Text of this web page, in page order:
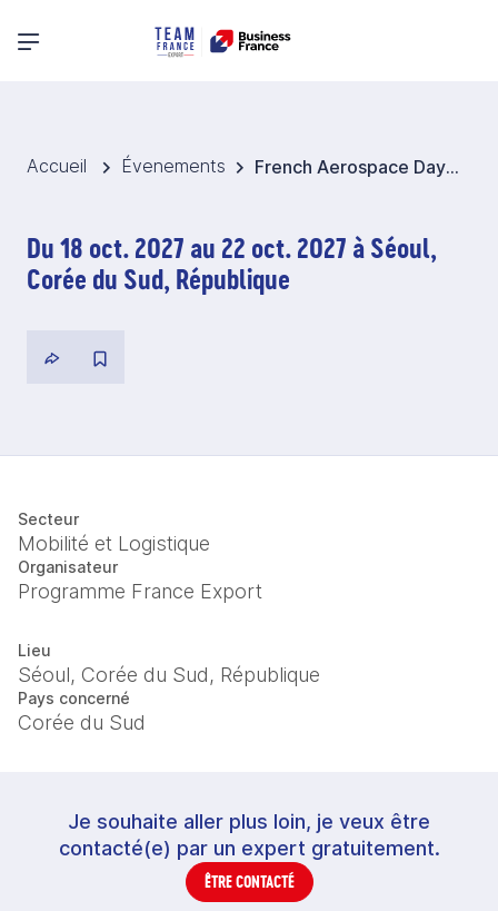
Menu principal
Accueil Évenements French Aerospace Days @ ADEX 2027 - Corée du Sud
Du 18 oct. 2027 au 22 oct. 2027 à Séoul,
Corée du Sud, République
Secteur
Mobilité et Logistique
Organisateur
Programme France Export
Lieu
Séoul, Corée du Sud, République
Pays concerné
Corée du Sud
Je souhaite aller plus loin, je veux être
contacté(e) par un expert gratuitement.
ÊTRE CONTACTÉ